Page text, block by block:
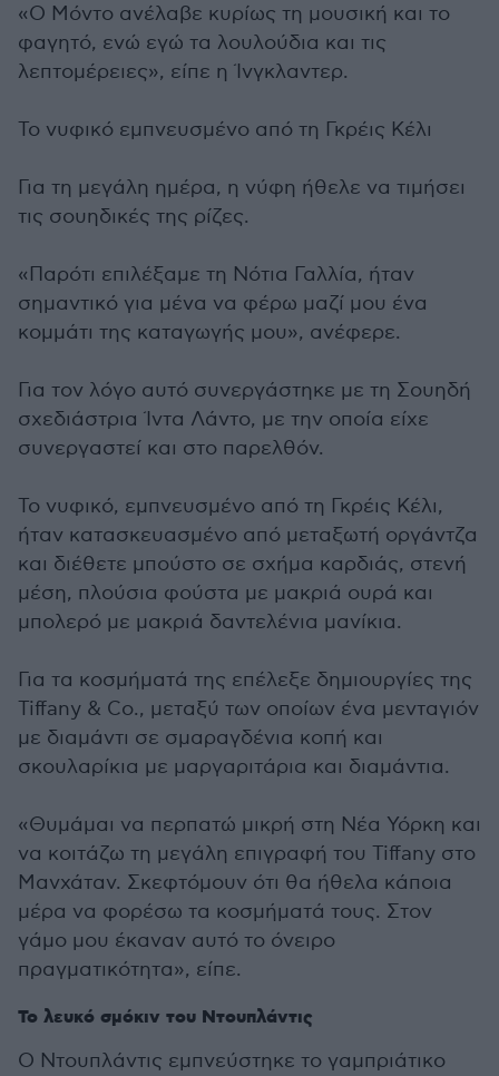
«Ο Μόντο ανέλαβε κυρίως τη μουσική και το
φαγητό, ενώ εγώ τα λουλούδια και τις
λεπτομέρειες», είπε η Ίνγκλαντερ.
Το νυφικό εμπνευσμένο από τη Γκρέις Κέλι
Για τη μεγάλη ημέρα, η νύφη ήθελε να τιμήσει
τις σουηδικές της ρίζες.
«Παρότι επιλέξαμε τη Νότια Γαλλία, ήταν
σημαντικό για μένα να φέρω μαζί μου ένα
κομμάτι της καταγωγής μου», ανέφερε.
Για τον λόγο αυτό συνεργάστηκε με τη Σουηδή
σχεδιάστρια Ίντα Λάντο, με την οποία είχε
συνεργαστεί και στο παρελθόν.
Το νυφικό, εμπνευσμένο από τη Γκρέις Κέλι,
ήταν κατασκευασμένο από μεταξωτή οργάντζα
και διέθετε μπούστο σε σχήμα καρδιάς, στενή
μέση, πλούσια φούστα με μακριά ουρά και
μπολερό με μακριά δαντελένια μανίκια.
Για τα κοσμήματά της επέλεξε δημιουργίες της
Tiffany & Co., μεταξύ των οποίων ένα μενταγιόν
με διαμάντι σε σμαραγδένια κοπή και
σκουλαρίκια με μαργαριτάρια και διαμάντια.
«Θυμάμαι να περπατώ μικρή στη Νέα Υόρκη και
να κοιτάζω τη μεγάλη επιγραφή του Tiffany στο
Μανχάταν. Σκεφτόμουν ότι θα ήθελα κάποια
μέρα να φορέσω τα κοσμήματά τους. Στον
γάμο μου έκαναν αυτό το όνειρο
πραγματικότητα», είπε.
Το λευκό σμόκιν του Ντουπλάντις
Ο Ντουπλάντις εμπνεύστηκε το γαμπριάτικο